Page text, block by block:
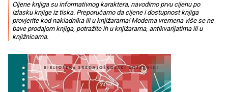
Cijene knjiga su informativnog karaktera, navodimo prvu cijenu po
izlasku knjige iz tiska. Preporučamo da cijene i dostupnost knjiga
provjerite kod nakladnika ili u knjižarama! Moderna vremena više se ne
bave prodajom knjiga, potražite ih u knjižarama, antikvarijatima ili u
knjižnicama.